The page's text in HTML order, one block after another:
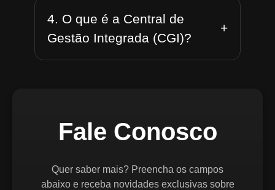
4. O que é a Central de
Gestão Integrada (CGI)?
+
Fale Conosco
Quer saber mais? Preencha os campos
abaixo e receba novidades exclusivas sobre